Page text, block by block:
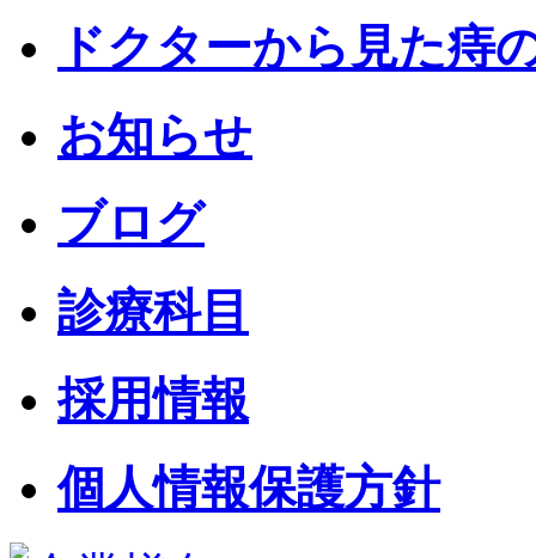
ドクターから見た痔
お知らせ
ブログ
診療科目
採用情報
個人情報保護方針